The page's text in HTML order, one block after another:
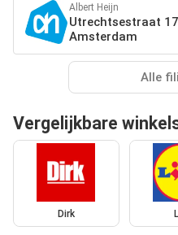
Albert Heijn
Utrechtsestraat
Amsterdam
Alle
Vergelijkbare
Dirk